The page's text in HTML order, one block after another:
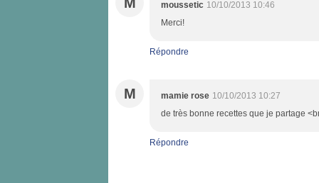
moussetic 10/10/2013 10:46
Merci!
Répondre
M mamie rose 10/10/2013 10:27
de très bonne recettes que je partage
Répondre